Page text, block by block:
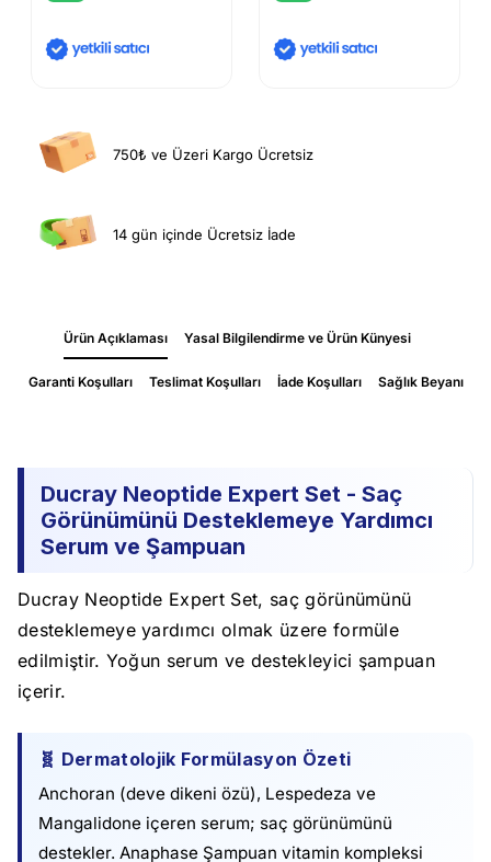
750₺ ve Üzeri Kargo Ücretsiz
14 gün içinde Ücretsiz İade
Ürün Açıklaması Yasal Bilgilendirme ve Ürün Künyesi
Garanti Koşulları Teslimat Koşulları İade Koşulları Sağlık Beyanı
Ducray Neoptide Expert Set - Saç
Görünümünü Desteklemeye Yardımcı
Serum ve Şampuan
Ducray Neoptide Expert Set, saç görünümünü
desteklemeye yardımcı olmak üzere formüle
edilmiştir. Yoğun serum ve destekleyici şampuan
içerir.
🧬 Dermatolojik Formülasyon Özeti
Anchoran (deve dikeni özü), Lespedeza ve
Mangalidone içeren serum; saç görünümünü
destekler. Anaphase Şampuan vitamin kompleksi